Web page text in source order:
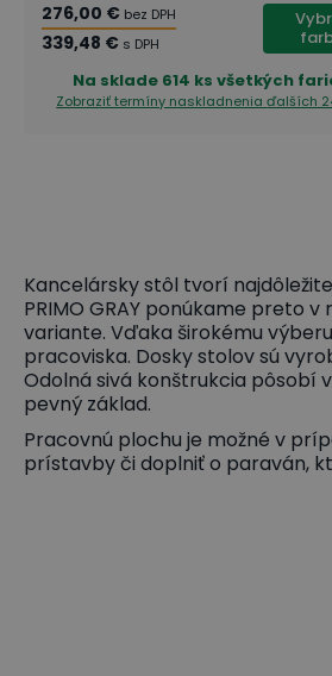
276,00 € bez DPH
339,48 € s DPH
Na sklade 614 ks všetkých
Zobraziť termíny naskladneniaďalších
Kancelársky stôl tvorí
PRIMO GRAY ponúkame preto
variante. Vďaka širokému
pracoviska. Dosky stolov sú
Odolná sivá konštrukcia pôsobí
pevný základ.
Pracovnú plochu je možné v
prístavby či doplniť o paraván,